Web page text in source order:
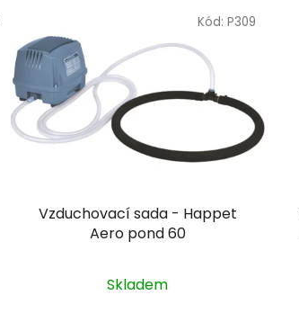
Vzduchovací sada - Happet
Aero pond 60
Skladem
Kód: P309